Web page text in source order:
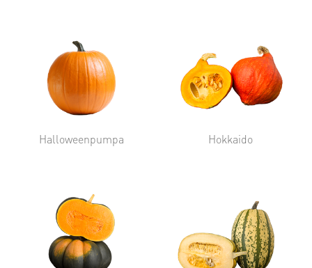
Halloweenpumpa Hokkaido